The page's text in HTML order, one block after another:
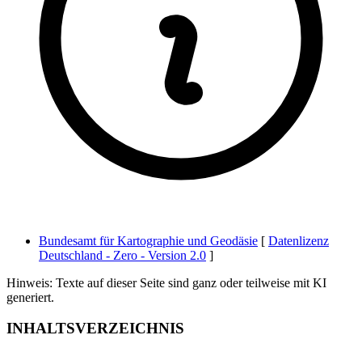
Bundesamt für Kartographie und Geodäsie [ Datenlizenz
Deutschland - Zero - Version 2.0 ]
Hinweis: Texte auf dieser Seite sind ganz oder teilweise mit KI
generiert.
INHALTSVERZEICHNIS